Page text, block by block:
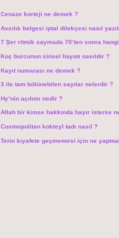
Cenaze korteji ne demek ?
Avcılık belgesi iptal dilekçesi nasıl
7 Şer ritmik saymada 70’ten sonra
Koç burcunun cinsel hayatı nasıldır ?
Kayıt numarası ne demek ?
3 ile tam bölünebilen sayılar nelerdir ?
Hy’nin açılımı nedir ?
Allah bir kimse hakkında hayır isterse
Cosmopolitan kokteyl tadı nasıl ?
Terin kıyafete geçmemesi için ne